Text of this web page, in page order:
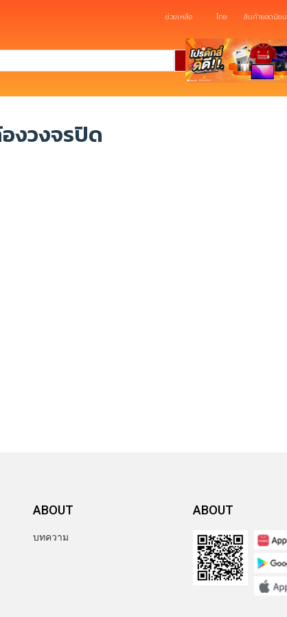
ช่วยเหลือ ไทย สินค้ายอดนิยม
งวงจรปิด
ABOUT
บทความ
ABOUT